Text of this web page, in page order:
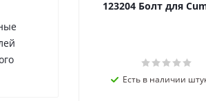
123204 Болт для
Есть в наличии